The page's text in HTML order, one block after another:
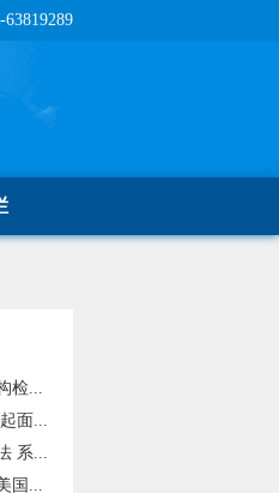
检...
面...
系...
国...